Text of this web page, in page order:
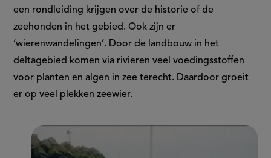
een rondleiding krijgen over de historie of de
zeehonden in het gebied. Ook zijn er
‘wierenwandelingen’. Door de landbouw in het
deltagebied komen via rivieren veel voedingsstoffen
voor planten en algen in zee terecht. Daardoor groeit
er op veel plekken zeewier.